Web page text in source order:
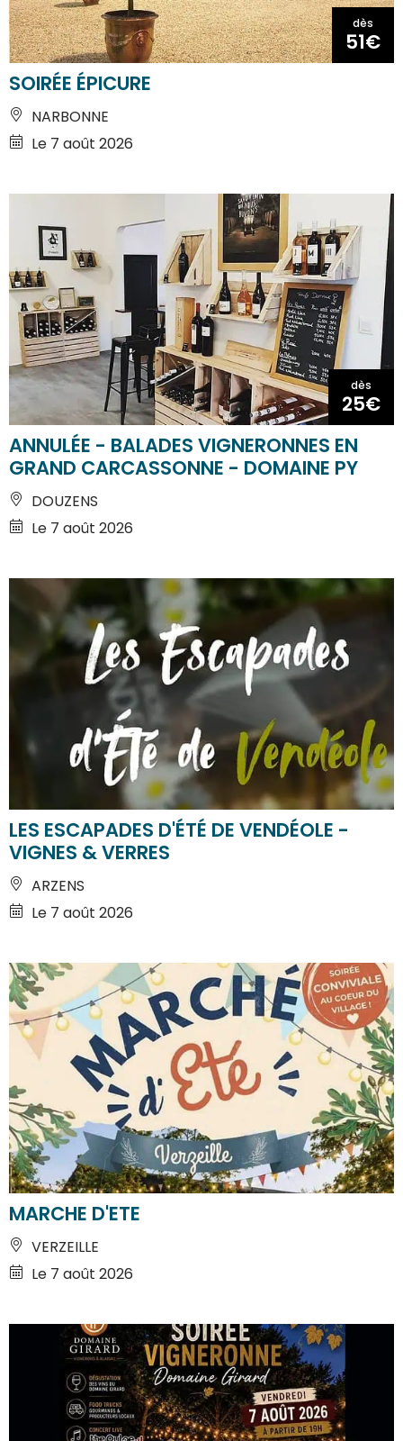
dès
51€
SOIRÉE ÉPICURE
NARBONNE
Le 7 août 2026
dès
25€
ANNULÉE - BALADES VIGNERONNES EN
GRAND CARCASSONNE - DOMAINE PY
DOUZENS
Le 7 août 2026
LES ESCAPADES D'ÉTÉ DE VENDÉOLE -
VIGNES & VERRES
ARZENS
Le 7 août 2026
MARCHE D'ETE
VERZEILLE
Le 7 août 2026